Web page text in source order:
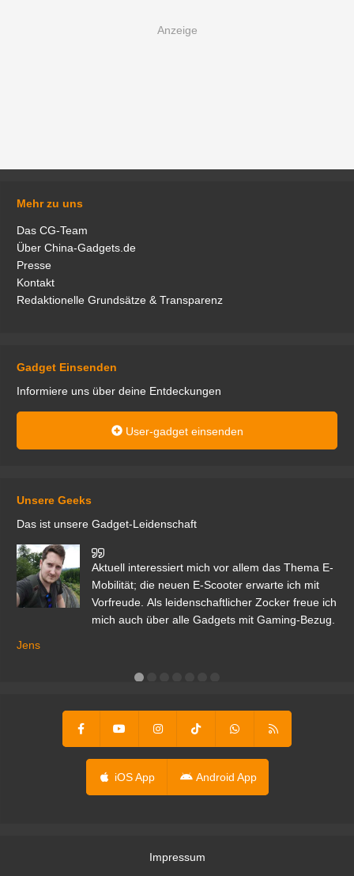
Mehr zu uns
Das CG-Team
Über China-Gadgets.de
Presse
Kontakt
Redaktionelle Grundsätze & Transparenz
Gadget Einsenden
Informiere uns über deine Entdeckungen
User-gadget einsenden
Unsere Geeks
Das ist unsere Gadget-Leidenschaft
Aktuell interessiert mich vor allem das Thema E-
Mobilität; die neuen E-Scooter erwarte ich mit
Vorfreude. Als leidenschaftlicher Zocker freue ich
mich auch über alle Gadgets mit Gaming-Bezug.
Jens
iOS App Android App
Impressum